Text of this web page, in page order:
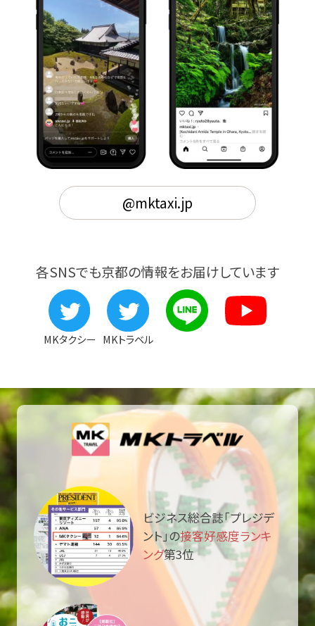
@mktaxi.jp
各SNSでも京都の情報をお届けしています
MKタクシー MKトラベル
ビジネス総合誌「プレジデ
ント」の接客好感度ランキ
ング第3位